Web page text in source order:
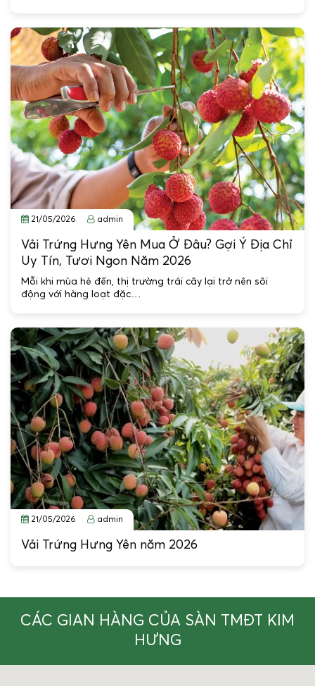
21/05/2026 admin
Vải Trứng Hưng Yên Mua Ở Đâu? Gợi Ý Địa Chỉ
Uy Tín, Tươi Ngon Năm 2026
Mỗi khi mùa hè đến, thị trường trái cây lại trở nên sôi
động với hàng loạt đặc…
21/05/2026 admin
Vải Trứng Hưng Yên năm 2026
CÁC GIAN HÀNG CỦA SÀN TMĐT KIM
HƯNG